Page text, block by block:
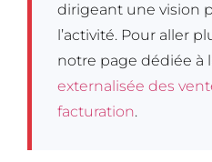
dirigeant une vision
l’activité. Pour aller
notre page dédiée à
externalisée des
facturation.